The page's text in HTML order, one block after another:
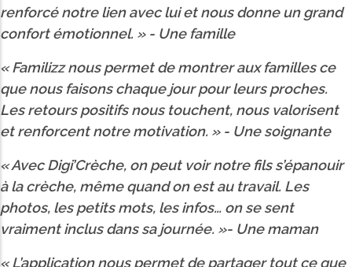
renforcé notre lien avec lui et nous donne un grand
confort émotionnel. » - Une famille
« Familizz nous permet de montrer aux familles ce
que nous faisons chaque jour pour leurs proches.
Les retours positifs nous touchent, nous valorisent
et renforcent notre motivation. » - Une soignante
« Avec Digi’Crèche, on peut voir notre fils s’épanouir
à la crèche, même quand on est au travail. Les
photos, les petits mots, les infos… on se sent
vraiment inclus dans sa journée. »- Une maman
« L’application nous permet de partager tout ce que